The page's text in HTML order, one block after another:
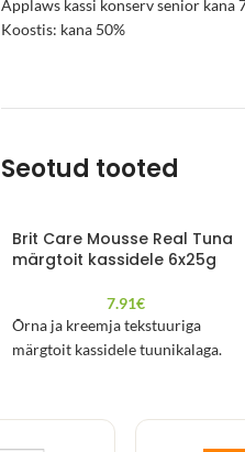
Applaws kassi konserv senior kana
Koostis: kana 50%
Seotud tooted
Brit Care Mousse Real Tuna
märgtoit kassidele 6x25g
7.91€
Õrna ja kreemja tekstuuriga
märgtoit kassidele tuunikalaga.